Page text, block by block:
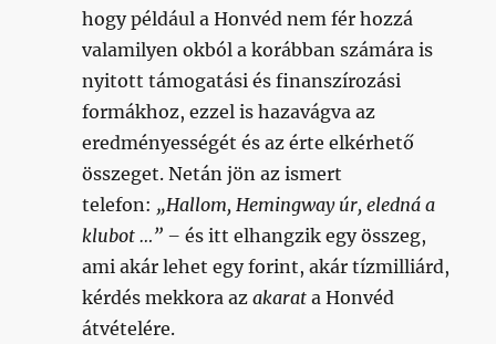
hogy például a Honvéd nem fér hozzá
valamilyen okból a korábban számára is
nyitott támogatási és finanszírozási
formákhoz, ezzel is hazavágva az
eredményességét és az érte elkérhető
összeget. Netán jön az ismert
telefon: „Hallom, Hemingway úr, eledná a
klubot …” –és itt elhangzik egy összeg,
ami akár lehet egy forint, akár tízmilliárd,
kérdés mekkora azakarat a Honvéd
átvételére.